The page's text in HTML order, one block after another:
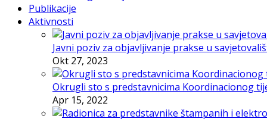
Publikacije
Aktivnosti
Javni poziv za objavljivanje prakse u
Okt 27, 2023
Okrugli sto s predstavnicima Koordinacionog
Apr 15, 2022